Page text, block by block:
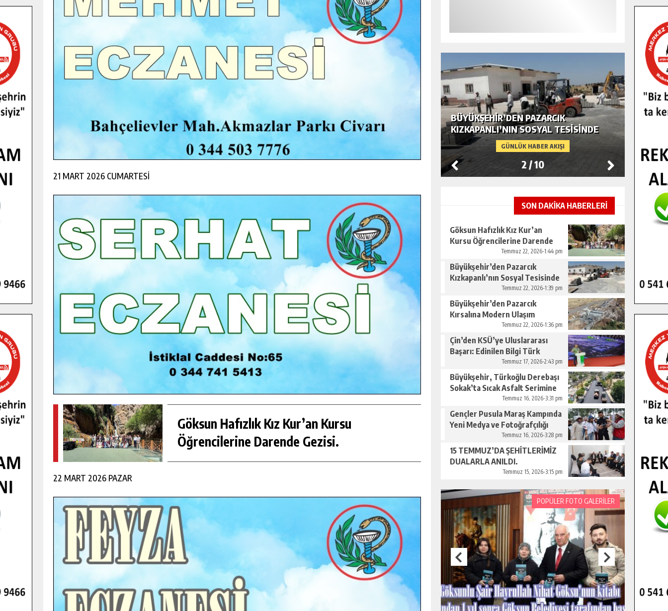
21 MART 2026 CUMARTESİ
Göksun Hafızlık Kız Kur’an Kursu
Öğrencilerine Darende Gezisi.
22 MART 2026 PAZAR
GÜNLÜK HABER AKIŞI
GENÇLER PUSULA MARAŞ KAMPINDA
YENI MEDYA VE FOTOĞRAFÇILIĞI
KEŞFETTI.
GÖKSUN HAFIZLIK KIZ KUR’AN KURSU
ÖĞRENCILERINE DARENDE GEZISI.
GÜNLÜK HABER AKIŞI
BÜYÜKŞEHIR’DEN PAZARCIK
KIZKAPANLI’NIN SOSYAL TESISINDE
ÇEVRE DÜZENLEMESI.
2 /10
SON DAKİKA HABERLERİ
Göksun Hafızlık Kız Kur’an
Kursu Öğrencilerine Darende
Temmuz 22, 2026-1:44 pm
Büyükşehir’den Pazarcık
Kızkapanlı’nın Sosyal Tesisinde
Çevre Düzenlemesi.Temmuz 22, 2026-1:39 pm
Büyükşehir’den Pazarcık
Kırsalına Modern Ulaşım
Temmuz 22, 2026-1:36 pm
Çin’den KSÜ’ye Uluslararası
Başarı: Edinilen Bilgi Türk
Tarımına Katkı Sağlayacak.
Temmuz 17, 2026-2:43 pm
Büyükşehir, Türkoğlu Derebaşı
Sokak’ta Sıcak Asfalt Serimine
Temmuz 16, 2026-3:31 pm
Gençler Pusula Maraş Kampında
Yeni Medya ve Fotoğrafçılığı
Temmuz 16, 2026-3:28 pm
15 TEMMUZ’DA ŞEHİTLERİMİZ
DUALARLA ANILDI.
Temmuz 15, 2026-3:15 pm
POPÜLER FOTO GALERİLER